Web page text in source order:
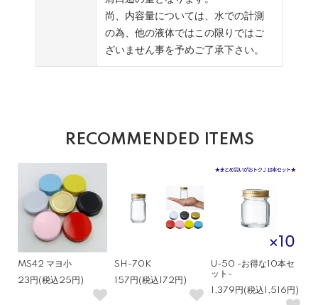
尚、内容量については、水での計測
の為、他の液体ではこの限りではご
ざいません事を予めご了承下さい。
RECOMMENDED ITEMS
MS42 マヨ小
23円(税込25円)
SH-70K
157円(税込172円)
U-50 -お得な10本セ
ット-
1,379円(税込1,516円)